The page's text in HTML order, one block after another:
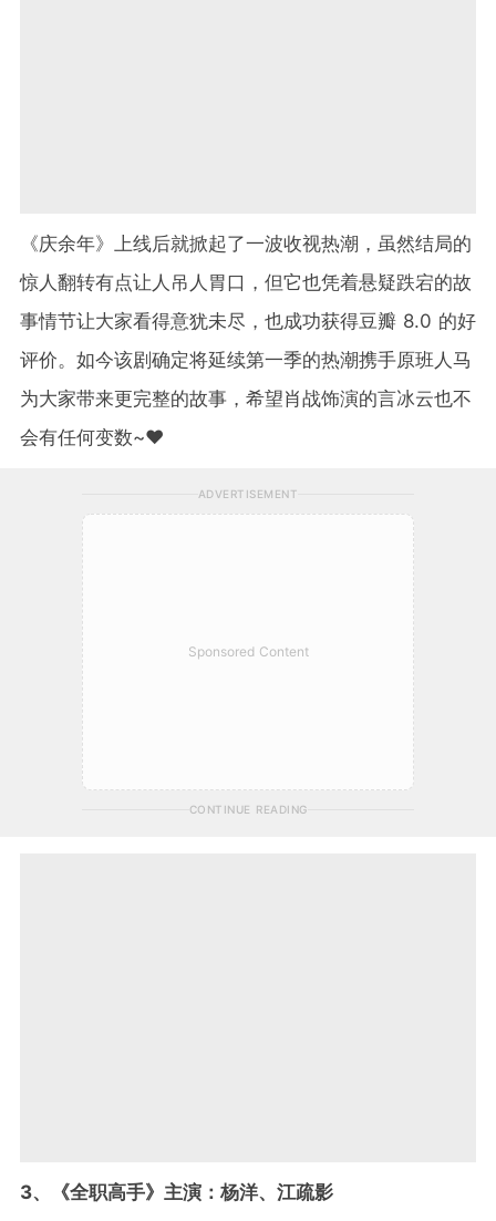
《庆余年》上线后就掀起了一波收视热潮，虽然结局的
惊人翻转有点让人吊人胃口，但它也凭着悬疑跌宕的故
事情节让大家看得意犹未尽，也成功获得豆瓣 8.0 的好
评价。如今该剧确定将延续第一季的热潮携手原班人马
为大家带来更完整的故事，希望肖战饰演的言冰云也不
会有任何变数~❤️
ADVERTISEMENT
Sponsored Content
CONTINUE READING
3、《全职高手》主演：杨洋、江疏影